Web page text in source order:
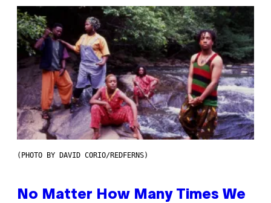
(PHOTO BY DAVID CORIO/REDFERNS)
No Matter How Many Times We